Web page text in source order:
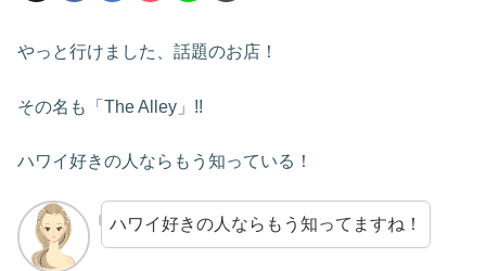
やっと行けました、話題のお店！
その名も「The Alley」!!
ハワイ好きの人ならもう知っている！
ハワイ好きの人ならもう知ってますね！